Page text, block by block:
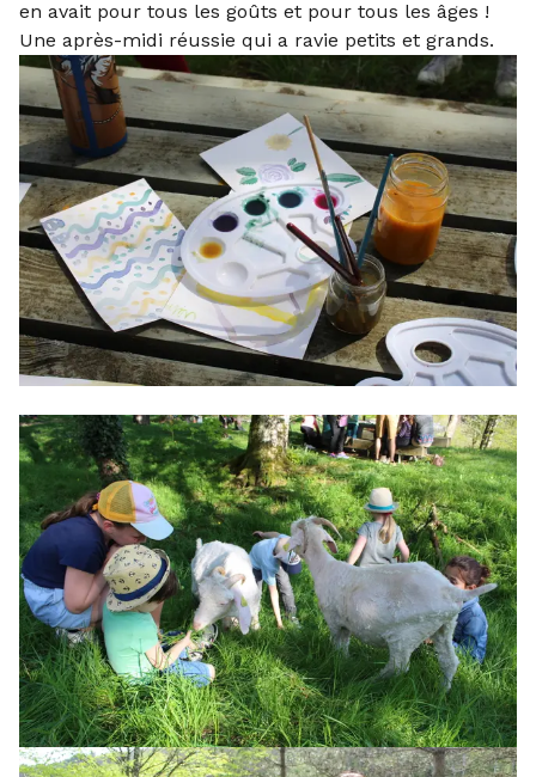
en avait pour tous les goûts et pour tous les âges !
Une après-midi réussie qui a ravie petits et grands.